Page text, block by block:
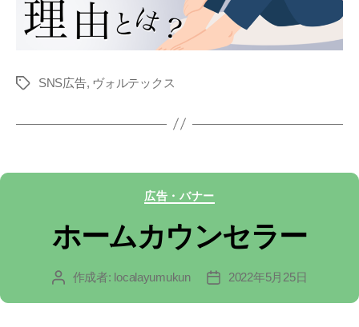
タ
SNS広告, ヴォルテックス
カ
テ
ゴ
リ
広告・バナー
ホームカウンセラー
投 作成者: localayumukun
投
2022年5月25日